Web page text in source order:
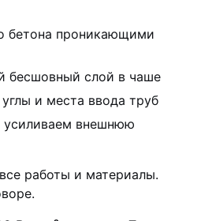
бетона проникающими
бесшовный слой в чаше
и места ввода труб
усиливаем внешнюю
работы и материалы.